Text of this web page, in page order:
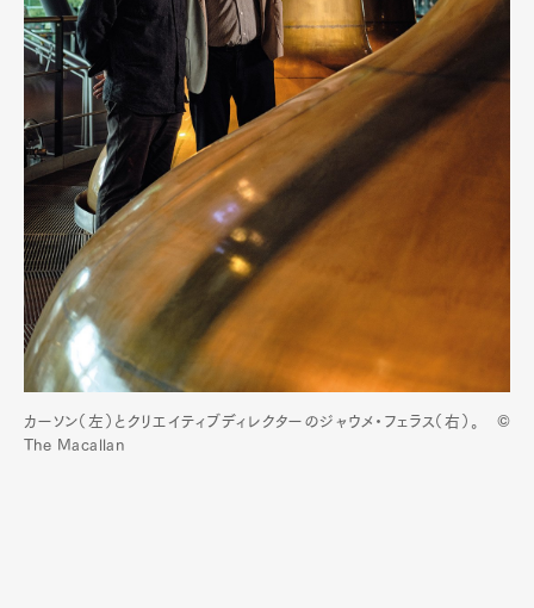
カーソン（左）とクリエイティブディレクターのジャウメ・フェラス（右）。 ©
The Macallan